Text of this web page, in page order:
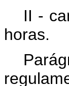
II -
horas.